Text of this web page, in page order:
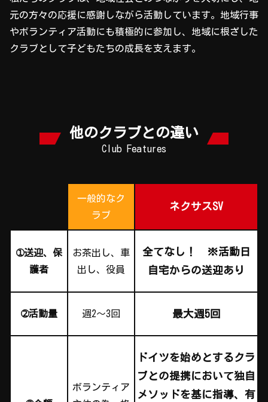
元の方々の応援に感謝しながら活動しています。地域行事
やボランティア活動にも積極的に参加し、地域に根ざした
クラブとして子どもたちの成長を支えます。
他のクラブとの違い
Club Features
一般的なク
ラブ
ネクサスSV
➀送迎、保
護者
お茶出し、車
出し、役員
全てなし！ ※活動日
自宅からの送迎あり
➁活動量 週2～3回 最大週5回
ボランティア
ドイツを始めとするクラ
ブとの提携において独自
メソッドを基に指導、有